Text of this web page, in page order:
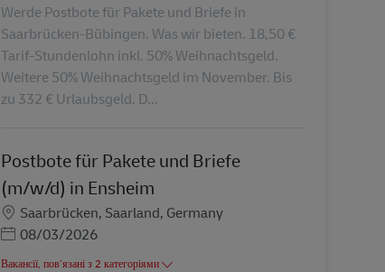
Werde Postbote für Pakete und Briefe in
Saarbrücken-Bübingen. Was wir bieten. 18,50 €
Tarif-Stundenlohn inkl. 50% Weihnachtsgeld.
Weitere 50% Weihnachtsgeld im November. Bis
zu 332 € Urlaubsgeld. D...
Postbote für Pakete und Briefe
(m/w/d) in Ensheim
Місцезнаходження
Saarbrücken, Saarland, Germany
Posted Date
08/03/2026
Вакансії, пов’язані з 2 категоріями